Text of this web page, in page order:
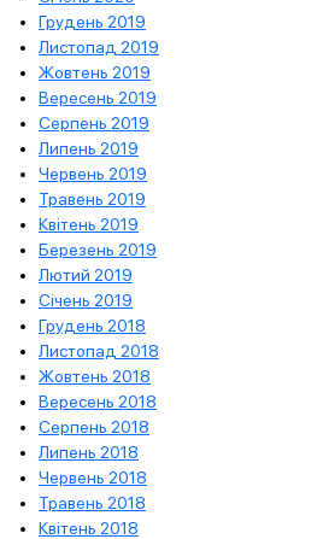
Грудень 2019
Листопад 2019
Жовтень 2019
Вересень 2019
Серпень 2019
Липень 2019
Червень 2019
Травень 2019
Квітень 2019
Березень 2019
Лютий 2019
Січень 2019
Грудень 2018
Листопад 2018
Жовтень 2018
Вересень 2018
Серпень 2018
Липень 2018
Червень 2018
Травень 2018
Квітень 2018